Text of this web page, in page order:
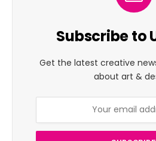
Subscribe to
Get the latest creative
about art &